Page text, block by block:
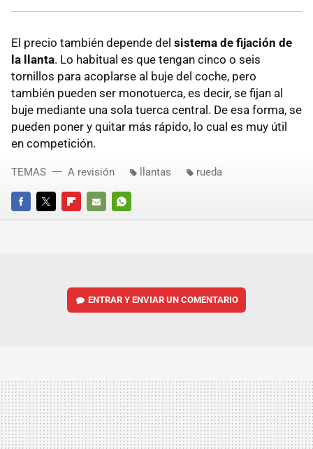
El precio también depende del sistema de fijación de
la llanta. Lo habitual es que tengan cinco o seis
tornillos para acoplarse al buje del coche, pero
también pueden ser monotuerca, es decir, se fijan al
buje mediante una sola tuerca central. De esa forma, se
pueden poner y quitar más rápido, lo cual es muy útil
en competición.
FACEBOOKTWITTERFLIPBOARD
E-
WHATSAPP
TEMAS A revisión llantas rueda
ENTRAR Y ENVIAR UN COMENTARIO